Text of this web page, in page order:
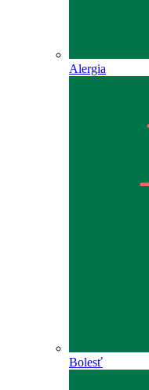
Alergia
Bolesť